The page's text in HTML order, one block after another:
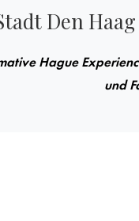
Den
Hague
und